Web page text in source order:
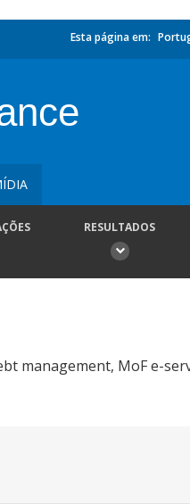
Esta página em:
RESULTADOS
management, MoF e-